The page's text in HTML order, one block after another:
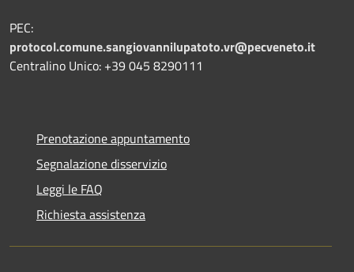
PEC:
protocol.comune.sangiovannilupatoto.vr@pecveneto.it
Centralino Unico: +39 045 8290111
Prenotazione appuntamento
Segnalazione disservizio
Leggi le FAQ
Richiesta assistenza